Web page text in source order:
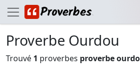
Proverbe Ourdou
Trouvé 1 proverbes proverbe